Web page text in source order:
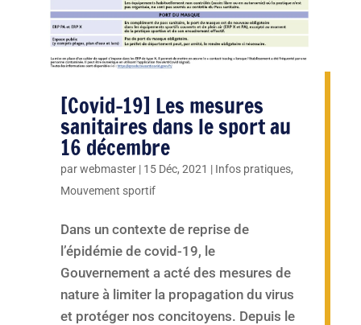
[Covid-19] Les mesures
sanitaires dans le sport au
16 décembre
parwebmaster| 15 Déc, 2021 | Infos pratiques,
Mouvement sportif
Dans un contexte de reprise de
l’épidémie de covid-19, le
Gouvernement a acté des mesures de
nature à limiter la propagation du virus
et protéger nos concitoyens. Depuis le